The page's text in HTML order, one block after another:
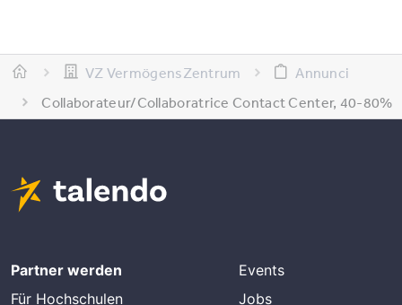
VZ VermögensZentrum
Annunci
Collaborateur/Collaboratrice Contact Center, 40-80%
Partner werden
Für Hochschulen
Events
Jobs